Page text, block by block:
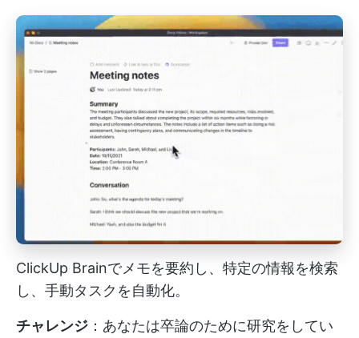
ClickUp Brainでメモを要約し、特定の情報を検索
し、手動タスクを自動化。
チャレンジ ：あなたは卒論のために研究をしてい